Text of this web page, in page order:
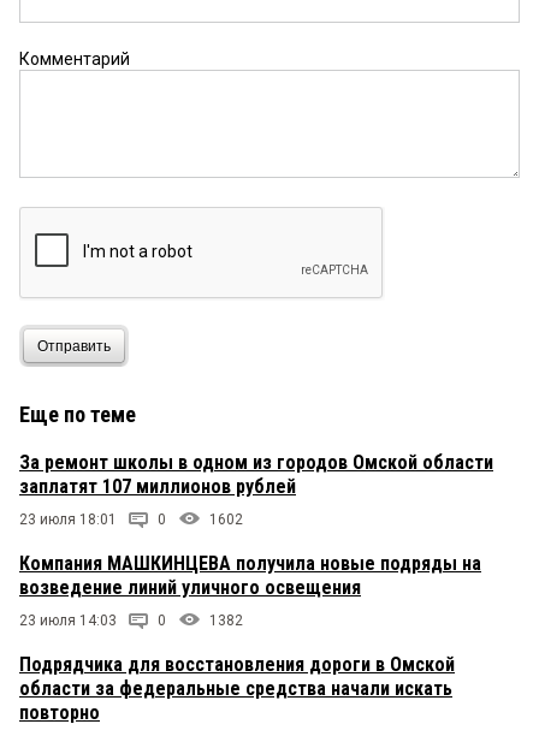
Комментарий
Отправить
Еще по теме
За ремонт школы в одном из городов Омской области
заплатят 107 миллионов рублей
23 июля 18:01 0 1602
Компания МАШКИНЦЕВА получила новые подряды на
возведение линий уличного освещения
23 июля 14:03 0 1382
Подрядчика для восстановления дороги в Омской
области за федеральные средства начали искать
повторно